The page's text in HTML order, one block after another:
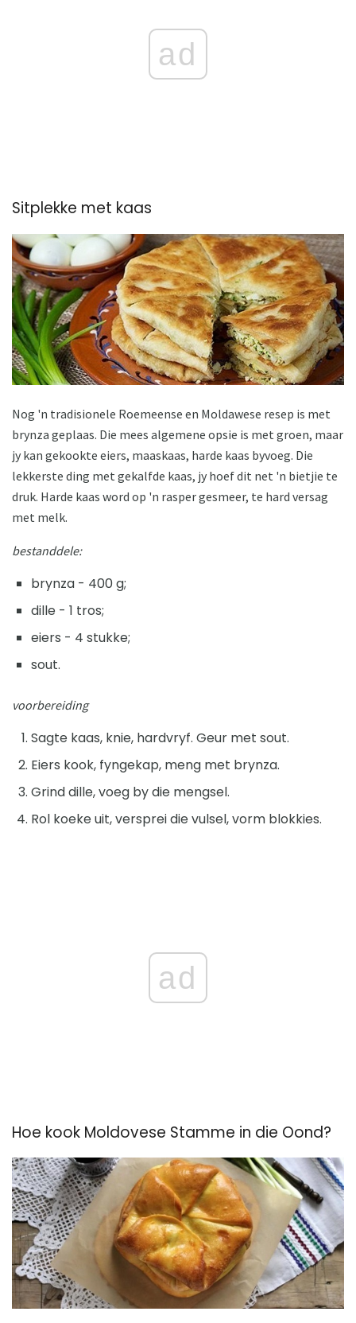
ad
Sitplekke met kaas
Nog 'n tradisionele Roemeense en Moldawese resep is met
brynza geplaas. Die mees algemene opsie is met groen, maar
jy kan gekookte eiers, maaskaas, harde kaas byvoeg. Die
lekkerste ding met gekalfde kaas, jy hoef dit net 'n bietjie te
druk. Harde kaas word op 'n rasper gesmeer, te hard versag
met melk.
bestanddele:
brynza - 400 g;
dille - 1 tros;
eiers - 4 stukke;
sout.
voorbereiding
Sagte kaas, knie, hardvryf. Geur met sout.
Eiers kook, fyngekap, meng met brynza.
Grind dille, voeg by die mengsel.
Rol koeke uit, versprei die vulsel, vorm blokkies.
ad
Hoe kook Moldovese Stamme in die Oond?